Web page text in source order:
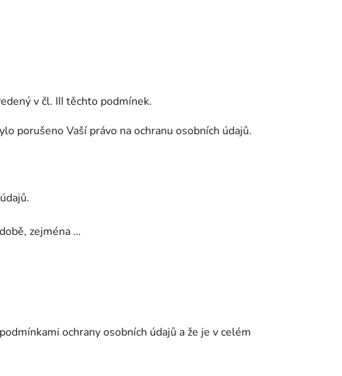
v čl. III těchto podmínek.
porušeno Vaší právo na ochranu osobních údajů.
zejména …
ochrany osobních údajů a že je v celém